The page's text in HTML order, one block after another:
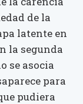
de la
latente en
la segunda
se asocia
para
pudiera